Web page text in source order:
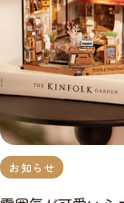
お知らせ